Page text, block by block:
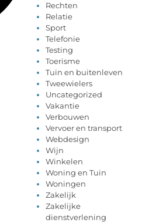
Rechten
Relatie
Sport
Telefonie
Testing
Toerisme
Tuin en buitenleven
Tweewielers
Uncategorized
Vakantie
Verbouwen
Vervoer en transport
Webdesign
Wijn
Winkelen
Woning en Tuin
Woningen
Zakelijk
Zakelijke
dienstverlening